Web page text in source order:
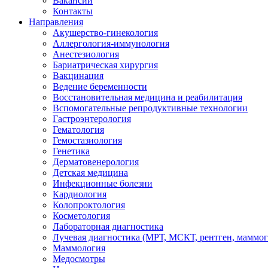
Контакты
Направления
Акушерство-гинекология
Аллергология-иммунология
Анестезиология
Бариатрическая хирургия
Вакцинация
Ведение беременности
Восстановительная медицина и реабилитация
Вспомогательные репродуктивные технологии
Гастроэнтерология
Гематология
Гемостазиология
Генетика
Дерматовенерология
Детская медицина
Инфекционные болезни
Кардиология
Колопроктология
Косметология
Лабораторная диагностика
Лучевая диагностика (МРТ, МСКТ, рентген,
Маммология
Медосмотры